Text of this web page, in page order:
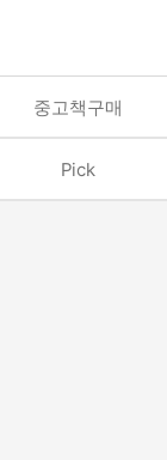
중고책구매
Pick